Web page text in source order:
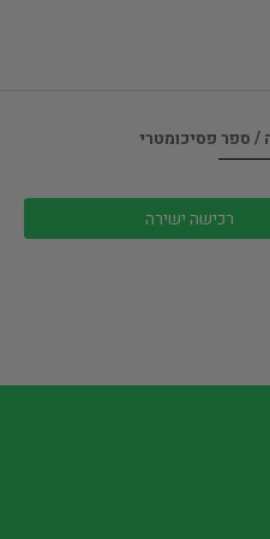
/ ספר פסיכומטרי
רכישה ישירה